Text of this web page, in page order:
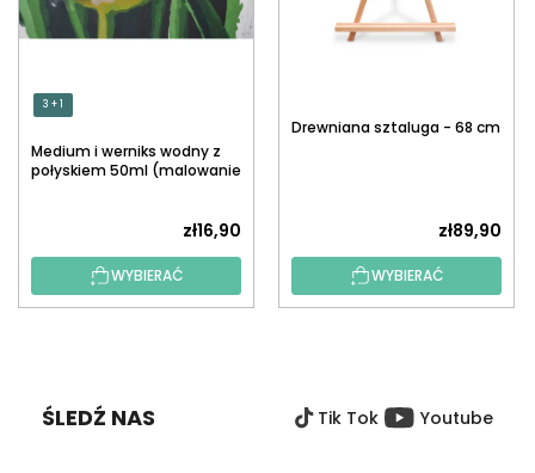
3 + 1
Medium i werniks wodny z
połyskiem 50ml (malowanie
zł16,90
WYBIERAĆ
Drewniana sztaluga - 68 cm
zł89,90
WYBIERAĆ
ŚLEDŹ NAS Tik Tok Youtube